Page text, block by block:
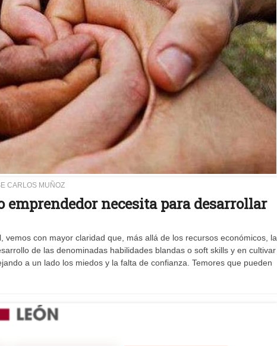
CARLOS MUÑOZ
emprendedor necesita para desarrollar
con mayor claridad que, más allá de los recursos económicos, la
de las denominadas habilidades blandas o soft skills y en cultivar
a un lado los miedos y la falta de confianza. Temores que pueden